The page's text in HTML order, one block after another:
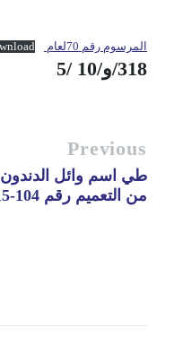
المرسوم رقم 70لعام 2025
318/و/10 /5
Previous
طي اسم وائل الدندون
من التعميم رقم 104-15